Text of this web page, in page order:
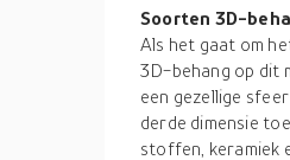
Soorten 3D-
Als het gaat om
3D-behang op dit
een gezellige
derde dimensie
stoffen, keramiek